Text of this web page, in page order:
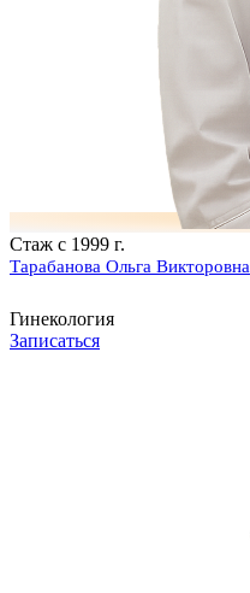
Стаж с 1999 г.
Тарабанова Ольга Викторовна
Гинекология
Записаться